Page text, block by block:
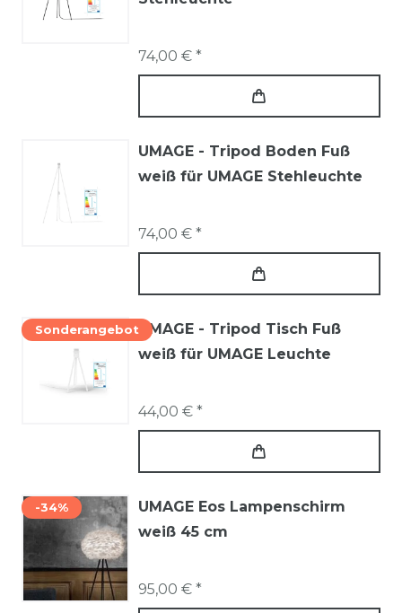
74,00 € *
UMAGE - Tripod Boden Fuß
weiß für UMAGE Stehleuchte
74,00 € *
SonderangebotUMAGE - Tripod Tisch Fuß
weiß für UMAGE Leuchte
44,00 € *
-34%
UMAGE Eos Lampenschirm
weiß 45 cm
95,00 € *